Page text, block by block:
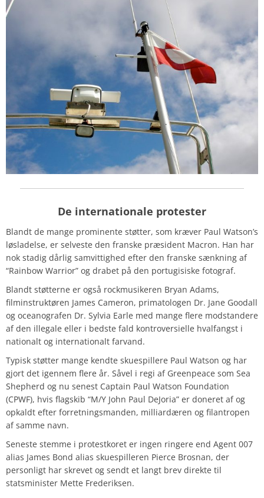
De internationale protester
Blandt de mange prominente støtter, som kræver Paul Watson’s
løsladelse, er selveste den franske præsident Macron. Han har
nok stadig dårlig samvittighed efter den franske sænkning af
“Rainbow Warrior” og drabet på den portugisiske fotograf.
Blandt støtterne er også rockmusikeren Bryan Adams,
filminstruktøren James Cameron, primatologen Dr. Jane Goodall
og oceanografen Dr. Sylvia Earle med mange flere modstandere
af den illegale eller i bedste fald kontroversielle hvalfangst i
nationalt og internationalt farvand.
Typisk støtter mange kendte skuespillere Paul Watson og har
gjort det igennem flere år. Såvel i regi af Greenpeace som Sea
Shepherd og nu senest Captain Paul Watson Foundation
(CPWF), hvis flagskib “M/Y John Paul DeJoria” er doneret af og
opkaldt efter forretningsmanden, milliardæren og filantropen
af samme navn.
Seneste stemme i protestkoret er ingen ringere end Agent 007
alias James Bond alias skuespilleren Pierce Brosnan, der
personligt har skrevet og sendt et langt brev direkte til
statsminister Mette Frederiksen.